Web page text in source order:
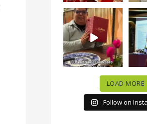
“En #Mallorca
Ciudad de México
celebramos la...
63 7
o
LOAD MORE
Follow on